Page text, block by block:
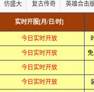
仿盛大 复古传奇 英雄合击
实时开服[月/日/时]
今日实时开放
今日实时开放
今日实时开放
今日实时开放